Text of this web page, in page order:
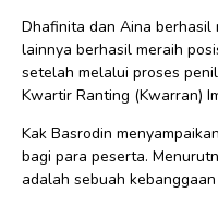
Dhafinita dan Aina berhasil
lainnya berhasil meraih
setelah melalui proses
Kwartir Ranting (Kwarran)
Kak Basrodin
bagi para peserta.
adalah sebuah